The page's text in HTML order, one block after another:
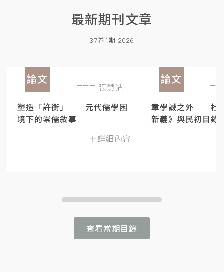
最新期刊文章
37卷1期 2026
論文
張慧清
塑造「許衡」──元代儒學困
境下的崇儒敘事
＋詳細內容
論文
章學誠之外──杜
新義》與民初目錄
查看當期目錄